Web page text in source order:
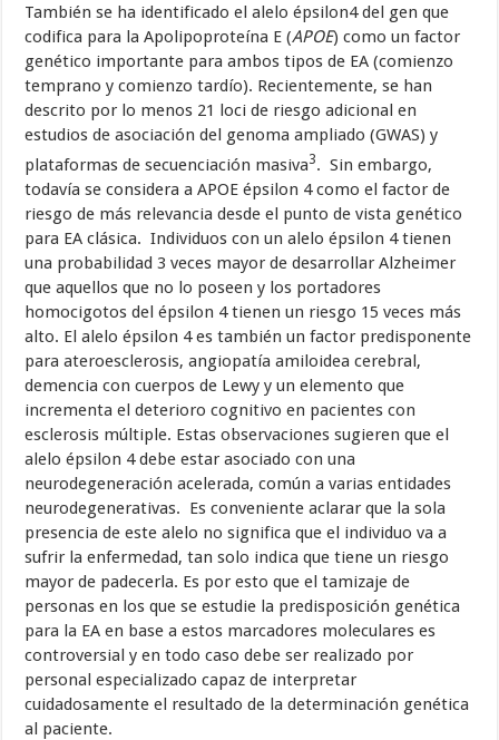
También se ha identificado el alelo épsilon4 del gen que
codifica para la Apolipoproteína E (APOE) como un factor
genético importante para ambos tipos de EA (comienzo
temprano y comienzo tardío). Recientemente, se han
descrito por lo menos 21 loci de riesgo adicional en
estudios de asociación del genoma ampliado (GWAS) y
plataformas de secuenciación masiva3. Sin embargo,
todavía se considera a APOE épsilon 4 como el factor de
riesgo de más relevancia desde el punto de vista genético
para EA clásica. Individuos con un alelo épsilon 4 tienen
una probabilidad 3 veces mayor de desarrollar Alzheimer
que aquellos que no lo poseen y los portadores
homocigotos del épsilon 4 tienen un riesgo 15 veces más
alto. El alelo épsilon 4 es también un factor predisponente
para ateroesclerosis, angiopatía amiloidea cerebral,
demencia con cuerpos de Lewy y un elemento que
incrementa el deterioro cognitivo en pacientes con
esclerosis múltiple. Estas observaciones sugieren que el
alelo épsilon 4 debe estar asociado con una
neurodegeneración acelerada, común a varias entidades
neurodegenerativas. Es conveniente aclarar que la sola
presencia de este alelo no significa que el individuo va a
sufrir la enfermedad, tan solo indica que tiene un riesgo
mayor de padecerla. Es por esto que el tamizaje de
personas en los que se estudie la predisposición genética
para la EA en base a estos marcadores moleculares es
controversial y en todo caso debe ser realizado por
personal especializado capaz de interpretar
cuidadosamente el resultado de la determinación genética
al paciente.